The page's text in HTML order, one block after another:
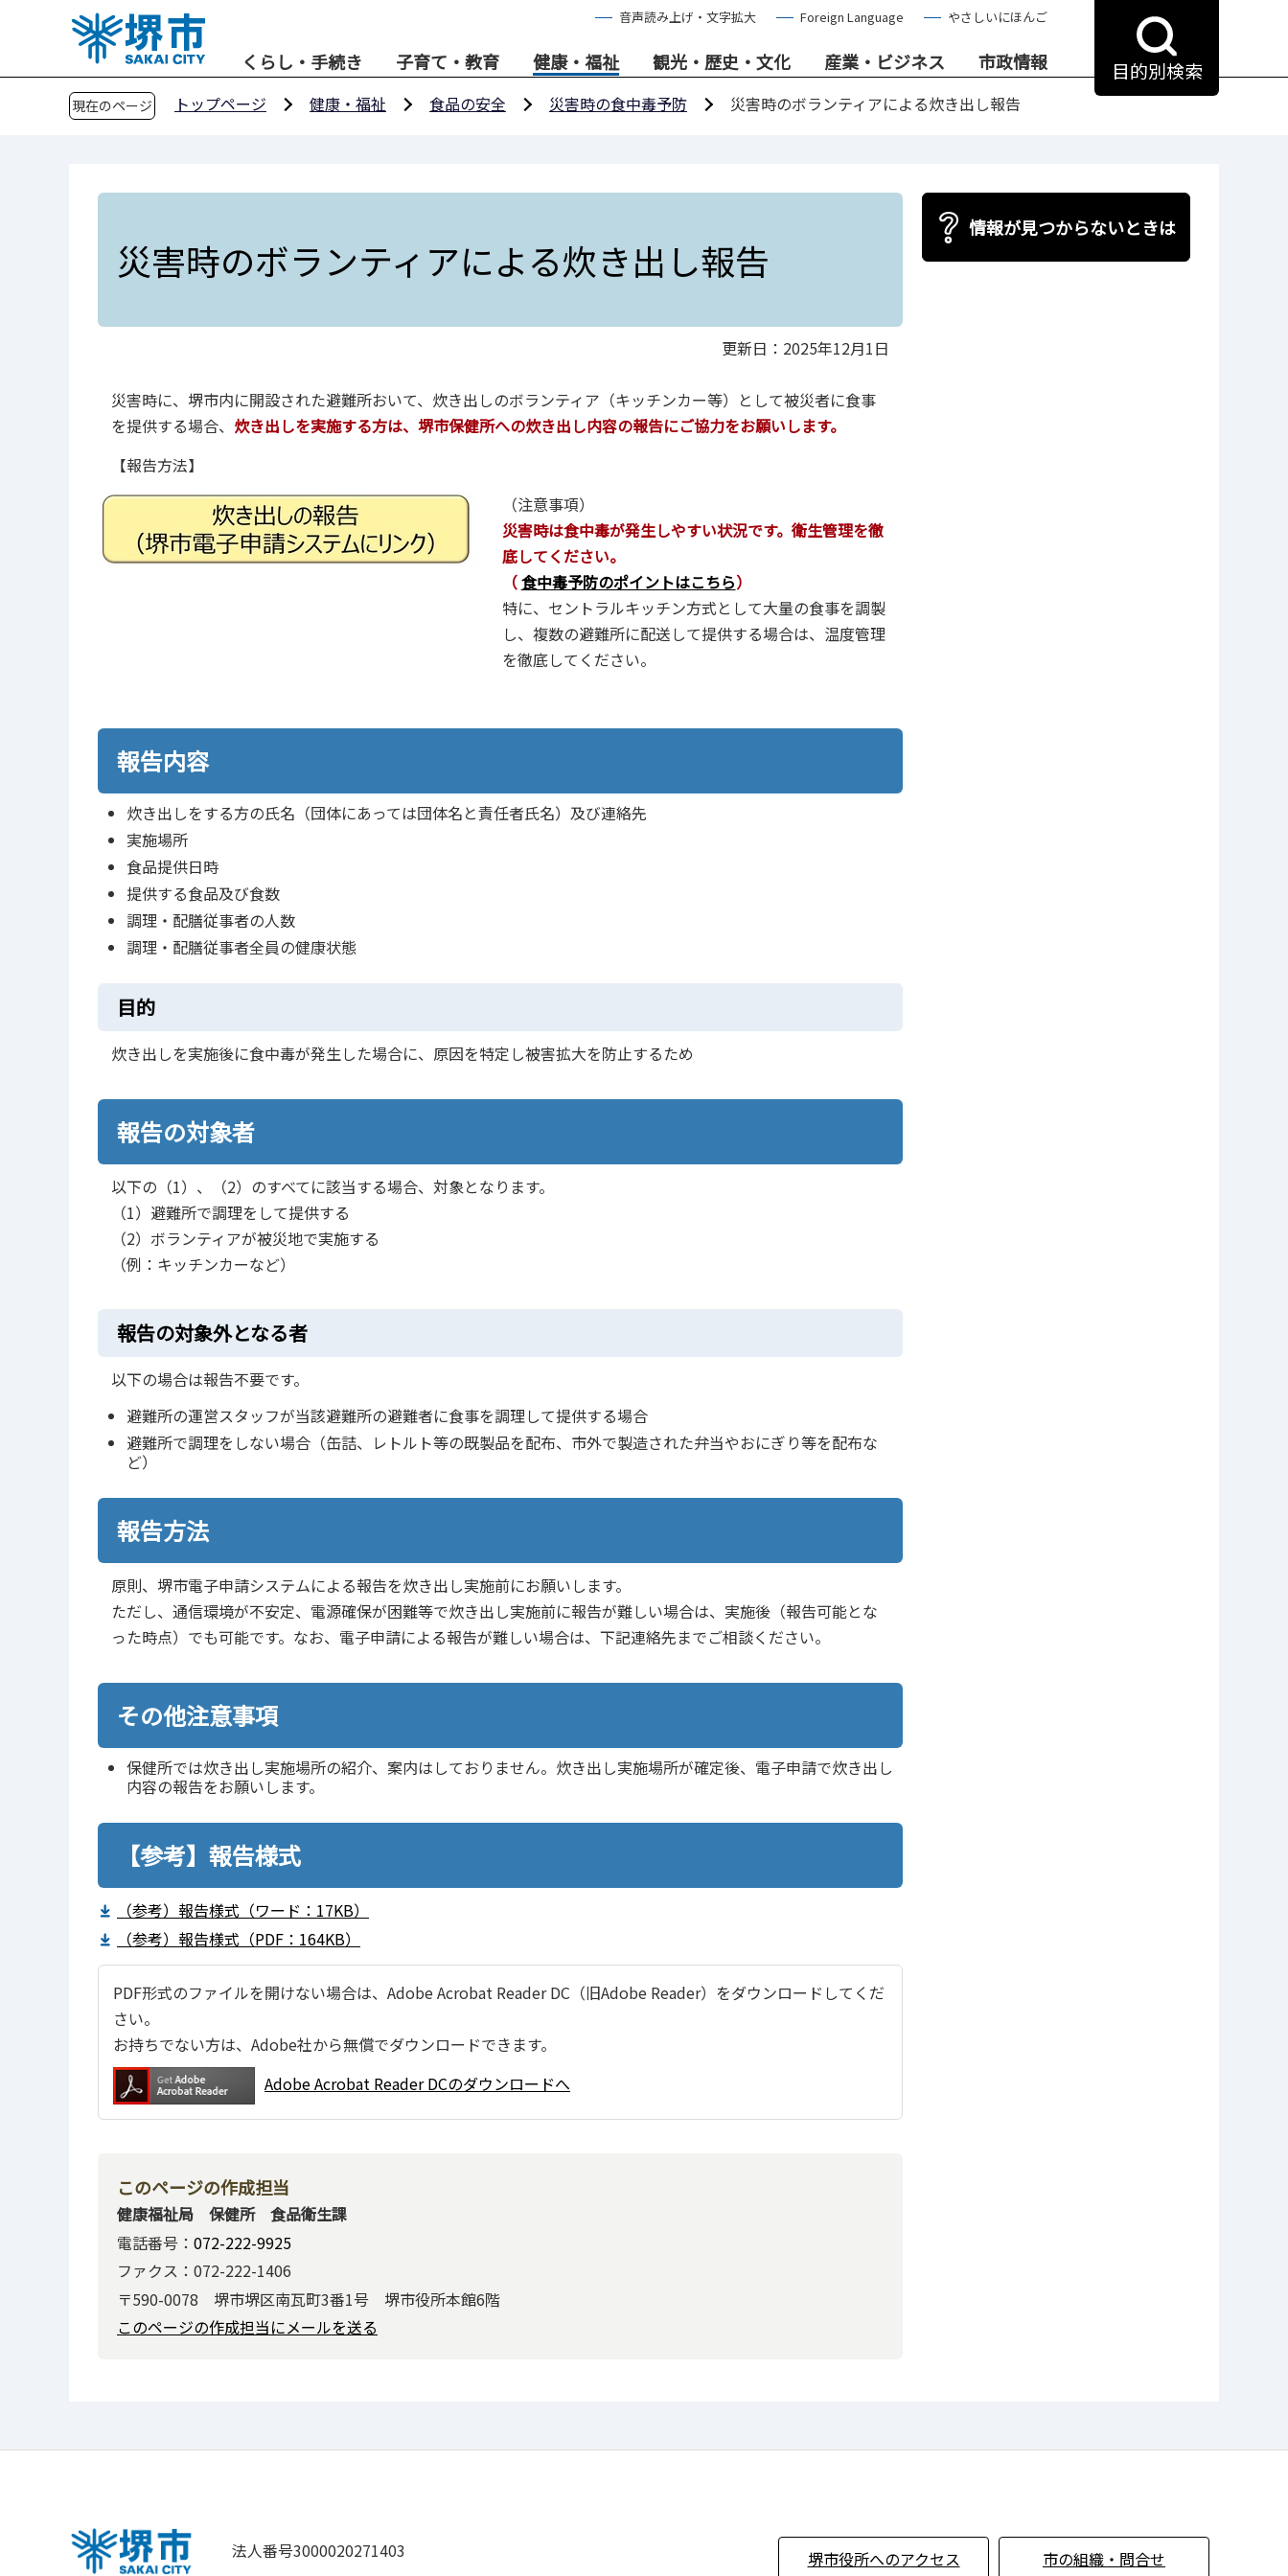
音声読み上げ・文字拡大 Foreign Language やさしいにほんご
くらし・手続き 子育て・教育 健康・福祉 観光・歴史・文化 産業・ビジネス 市政情報 目的別検索
現在のページ トップページ 健康・福祉 食品の安全 災害時の食中毒予防 災害時のボランティアによる炊き出し報告
災害時のボランティアによる炊き出し報告
更新日：2025年12月1日
災害時に、堺市内に開設された避難所おいて、炊き出しのボランティア（キッチンカー等）として被災者に食事
を提供する場合、 炊き出しを実施する方は、堺市保健所への炊き出し内容の報告にご協力をお願いします。
【報告方法】
（注意事項）
災害時は食中毒が発生しやすい状況です。衛生管理を徹
底してください。
（食中毒予防のポイントはこちら）
特に、セントラルキッチン方式として大量の食事を調製
し、複数の避難所に配送して提供する場合は、温度管理
を徹底してください。
報告内容
炊き出しをする方の氏名（団体にあっては団体名と責任者氏名）及び連絡先
実施場所
食品提供日時
提供する食品及び食数
調理・配膳従事者の人数
調理・配膳従事者全員の健康状態
目的
炊き出しを実施後に食中毒が発生した場合に、原因を特定し被害拡大を防止するため
報告の対象者
以下の（1）、（2）のすべてに該当する場合、対象となります。
（1）避難所で調理をして提供する
（2）ボランティアが被災地で実施する
（例：キッチンカーなど）
報告の対象外となる者
以下の場合は報告不要です。
避難所の運営スタッフが当該避難所の避難者に食事を調理して提供する場合
避難所で調理をしない場合（缶詰、レトルト等の既製品を配布、市外で製造された弁当やおにぎり等を配布な
ど）
報告方法
原則、堺市電子申請システムによる報告を炊き出し実施前にお願いします。
ただし、通信環境が不安定、電源確保が困難等で炊き出し実施前に報告が難しい場合は、実施後（報告可能とな
った時点）でも可能です。なお、電子申請による報告が難しい場合は、下記連絡先までご相談ください。
その他注意事項
保健所では炊き出し実施場所の紹介、案内はしておりません。炊き出し実施場所が確定後、電子申請で炊き出し
内容の報告をお願いします。
【参考】報告様式
（参考）報告様式（ワード：17KB）
（参考）報告様式（PDF：164KB）
PDF形式のファイルを開けない場合は、Adobe Acrobat Reader DC（旧Adobe Reader）をダウンロードしてくだ
さい。
お持ちでない方は、Adobe社から無償でダウンロードできます。
Adobe Acrobat Reader DCのダウンロードへ
このページの作成担当
健康福祉局 保健所 食品衛生課
電話番号： 072-222-9925
ファクス：072-222-1406
〒590-0078 堺市堺区南瓦町3番1号 堺市役所本館6階
このページの作成担当にメールを送る
情報が見つからないときは
法人番号3000020271403 堺市役所へのアクセス 市の組織・問合せ